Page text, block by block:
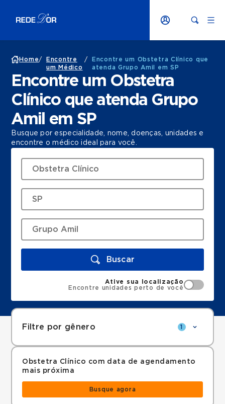
Home/
Encontre
um Médico
/
Encontre um Obstetra Clínico que
atenda Grupo Amil em SP
Encontre um Obstetra
Clínico que atenda Grupo
Amil em SP
Busque por especialidade, nome, doenças, unidades e
encontre o médico ideal para você.
Buscar
Ative sua localização
Encontre unidades perto de você
Filtre por gênero 1
Obstetra Clínico com data de agendamento
mais próxima
Busque agora